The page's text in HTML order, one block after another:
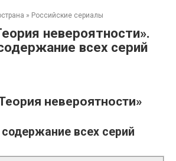
» Российские сериалы
невероятности».
всех серий
невероятности»
содержание всех серий